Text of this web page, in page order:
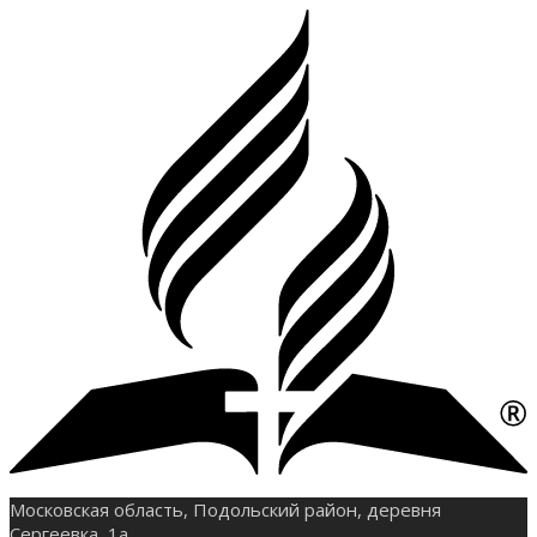
Московская область, Подольский район, деревня